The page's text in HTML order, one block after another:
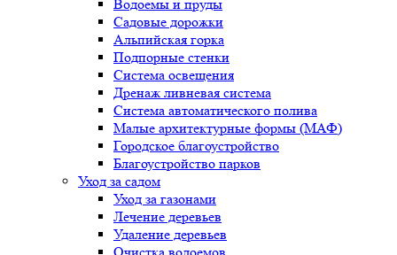
Водоемы и пруды
Садовые дорожки
Альпийская горка
Подпорные стенки
Система освещения
Дренаж ливневая система
Система автоматического полива
Малые архитектурные формы (МАФ)
Городское благоустройство
Благоустройство парков
Уход за садом
Уход за газонами
Лечение деревьев
Удаление деревьев